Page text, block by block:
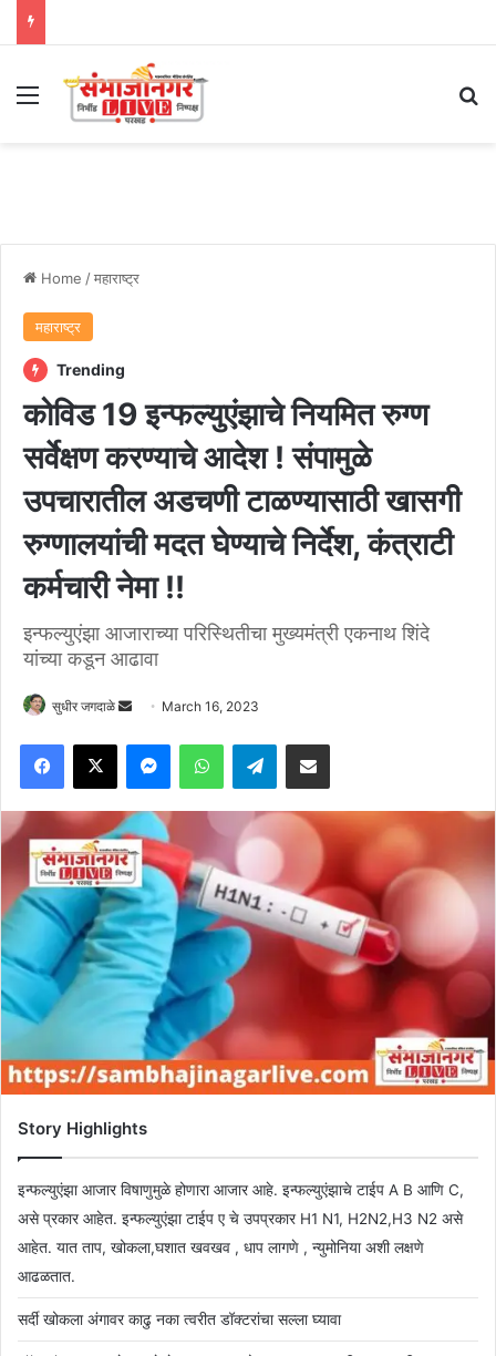
Menu
Home /महाराष्ट्र
महाराष्ट्र
Trending
कोविड 19 इन्फल्युएंझाचे नियमित रुग्ण
सर्वेक्षण करण्याचे आदेश ! संपामुळे
उपचारातील अडचणी टाळण्यासाठी खासगी
रुग्णालयांची मदत घेण्याचे निर्देश, कंत्राटी
कर्मचारी नेमा !!
इन्फल्युएंझा आजाराच्या परिस्थितीचा मुख्यमंत्री एकनाथ शिंदे
यांच्या कडून आढावा
सुधीर जगदाळे
Send
email
March 16, 2023
Facebook
X MessengerWhatsAppTelegramShare via Email
Story Highlights
इन्फल्युएंझा आजार विषाणुमुळे होणारा आजार आहे. इन्फल्युएंझाचे टाईप A B आणि C,
असे प्रकार आहेत. इन्फल्युएंझा टाईप ए चे उपप्रकार H1 N1, H2N2,H3 N2 असे
आहेत. यात ताप, खोकला,घशात खवखव , धाप लागणे , न्युमोनिया अशी लक्षणे
आढळतात.
सर्दी खोकला अंगावर काढु नका त्वरीत डॉक्टरांचा सल्ला घ्यावा